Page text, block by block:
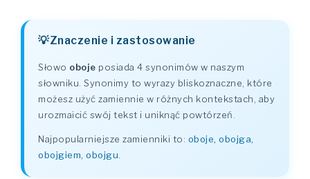
Znaczenie i zastosowanie
Słowo oboje posiada 4 synonimów w naszym
słowniku. Synonimy to wyrazy bliskoznaczne, które
możesz użyć zamiennie w różnych kontekstach, aby
urozmaicić swój tekst i uniknąć powtórzeń.
Najpopularniejsze zamienniki to: oboje, obojga,
obojgiem, obojgu